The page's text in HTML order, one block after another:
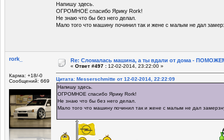
Напишу здесь.
ОГРОМНОЕ спасибо Ярику Rork!
Не знаю что бы без него делал.
Мало того что машину починил так и жене с малым не дал
rork_
Карма: +18/-0
Сообщений: 669
Re: Сломалась машина, а ты вдали от дома -
« Ответ #497 : 12-02-2014, 23:22:00 »
Цитата: Messerschmitte от 12-02-2014, 22:22:09
Напишу здесь.
ОГРОМНОЕ спасибо Ярику Rork!
Не знаю что бы без него делал.
Мало того что машину починил так и жене с малым не дал